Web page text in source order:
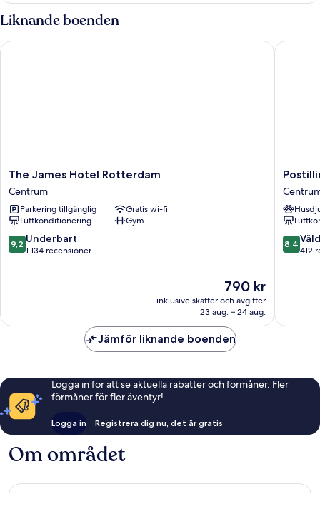
1
dubbelsäng
(Weena
Side,
Liknande boenden
The
James
Hotel
Rotterdam
Centrum
The James Hotel Rotterdam
Centrum
Parkering tillgänglig
Gratis wi-fi
Luftkonditionering
Gym
9.2
av
9,2 Underbart
1 134 recensioner
Priset
är
790 kr
790 kr
inklusive skatter och avgifter
23 aug. – 24 aug.
The James Hotel Rotterdam
Hotel
WTC
8.4
av
8,4
412
Jämför liknande boenden
Logga in för att se aktuella rabatter och förmåner. Fler
förmåner för fler äventyr!
Logga in Registrera dig nu, det är gratis
Om området